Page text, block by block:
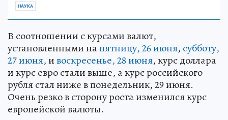
НАУКА
В соотношении с курсами валют,
установленными напятницу, 26 июня, субботу,
27 июня, ивоскресенье, 28 июня, курс доллара
и курс евро стали выше, а курс российского
рубля стал ниже в понедельник, 29 июня.
Очень резко в сторону роста изменился курс
европейской валюты.